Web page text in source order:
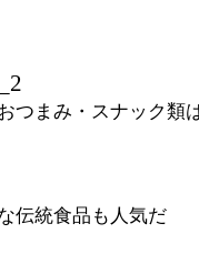
つまみ・スナック類
伝統食品も人気だ